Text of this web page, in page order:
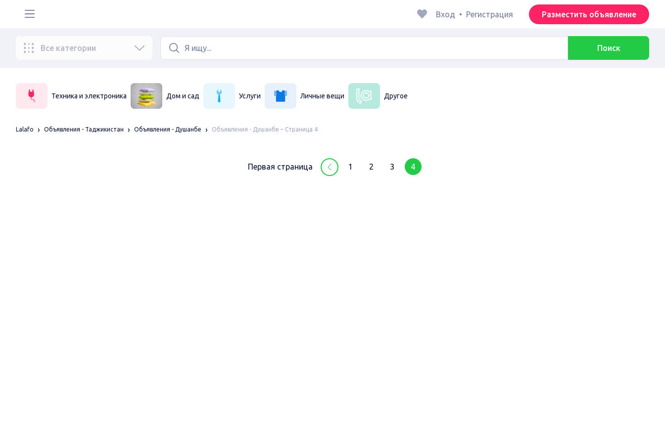
Вход • Регистрация Разместить объявление
Все категории Поиск
Техника и электроника Дом и сад Услуги Личные вещи Другое
Lalafo Объявления - Таджикистан Объявления - Душанбе Объявления - Душанбе – Страница 4
Первая страница 1 2 3 4